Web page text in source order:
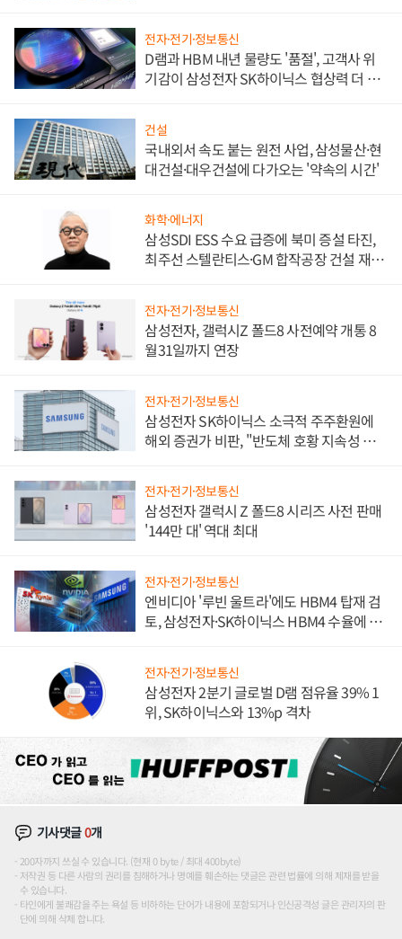
전자·전기·정보통신
D램과 HBM 내년 물량도 '품절', 고객사 위
기감이 삼성전자 SK하이닉스 협상력 더 키
건설
국내외서 속도 붙는 원전 사업, 삼성물산·현
대건설·대우건설에 다가오는 '약속의 시간'
화학·에너지
삼성SDI ESS 수요 급증에 북미 증설 타진,
최주선 스텔란티스·GM 합작공장 건설 재추
전자·전기·정보통신
삼성전자, 갤럭시Z 폴드8 사전예약 개통 8
월31일까지 연장
전자·전기·정보통신
삼성전자 SK하이닉스 소극적 주주환원에
해외 증권가 비판, "반도체 호황 지속성 의
전자·전기·정보통신
삼성전자 갤럭시 Z 폴드8 시리즈 사전 판매
'144만 대' 역대 최대
전자·전기·정보통신
엔비디아 '루빈 울트라'에도 HBM4 탑재 검
토, 삼성전자·SK하이닉스 HBM4 수율에 주
전자·전기·정보통신
삼성전자 2분기 글로벌 D램 점유율 39% 1
위, SK하이닉스와 13%p 격차
기사댓글0개
200자까지 쓰실 수 있습니다. (현재 0 byte / 최대 400byte)
저작권 등 다른 사람의 권리를 침해하거나 명예를 훼손하는 댓글은 관련 법률에 의해 제재를 받을
수 있습니다.
타인에게 불쾌감을 주는 욕설 등 비하하는 단어가 내용에 포함되거나 인신공격성 글은 관리자의 판
단에 의해 삭제 합니다.